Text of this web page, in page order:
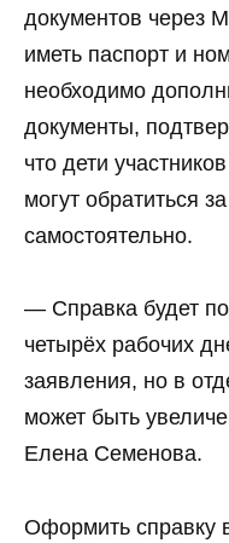
документов через
иметь паспорт и
необходимо
документы,
что дети
могут обратиться
самостоятельно.
— Справка будет
четырёх рабочих
заявления, но в
может быть
Елена Семенова.
Оформить справку